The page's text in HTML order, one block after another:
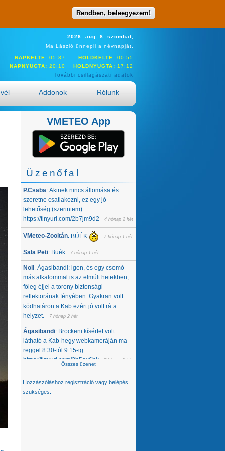
Rendben, beleegyezem!
2026. aug. 8. szombat,
Ma László ünnepli a névnapját.
NAPKELTE: 05:37 HOLDKELTE: 00:55
NAPNYUGTA: 20:10 HOLDNYUGTA: 17:12
További csillagászati adatok
Addonok Rólunk
VMETEO App
Üzenőfal
P.Csaba: Akinek nincs állomása és
szeretne csatlakozni, ez egy jó
lehetőség (szerintem):
https://tinyurl.com/2b7jm9d2
4 hónap 2 hét
VMeteo-Zooltán: BÚÉK 7 hónap 1 hét
Sala Peti: Buék 7 hónap 1 hét
Noli: Ágasibandi: igen, és egy csomó
más alkalommal is az elmúlt hetekben,
főleg éjjel a torony biztonsági
reflektorának fényében. Gyakran volt
ködhatáron a Kab ezért jó volt rá a
helyzet.
7 hónap 2 hét
Ágasibandi: Brockeni kísértet volt
látható a Kab-hegy webkameráján ma
reggel 8:30-tól 9:15-ig
https://tinyurl.com/2b5ex6bk
7 hónap 3 hét
hanem egész közép-kelet európai
térségből. Az Alpokban alig van hó -
Összes üzenet
Hozzászóláshoz regisztráció vagy belépés
szükséges.